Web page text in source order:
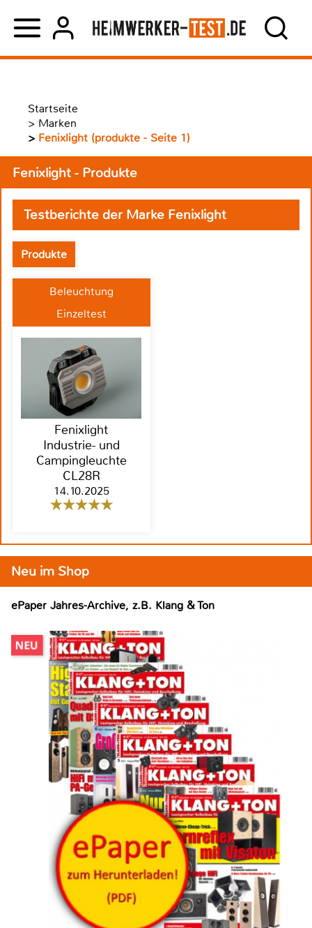
Startseite
> Marken
> Fenixlight (produkte - Seite 1)
Fenixlight - Produkte
Testberichte der Marke Fenixlight
Produkte
Beleuchtung
Einzeltest
Fenixlight
Industrie- und
Campingleuchte
CL28R
14.10.2025
Neu im Shop
ePaper Jahres-Archive, z.B. Klang & Ton